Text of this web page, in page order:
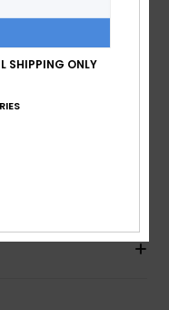
te trekken
print
SHIPPING ONLY